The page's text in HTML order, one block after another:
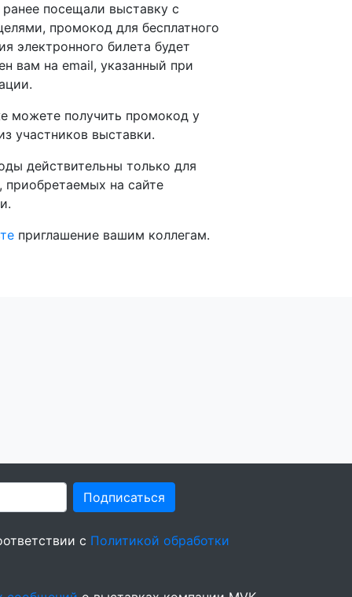
посещали выставку c
промокод для бесплатного
электронного билета будет
вам на email, указанный при
можете получить промокод у
участников выставки.
действительны только для
приобретаемых на сайте
приглашение вашим коллегам.
Подписаться
с Политикой обработки